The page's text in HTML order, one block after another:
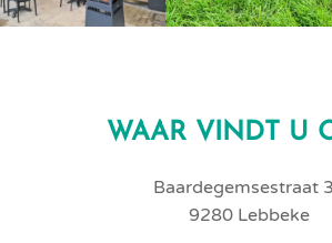
WAAR VINDT U
Baardegemsestraat
9280 Lebbeke